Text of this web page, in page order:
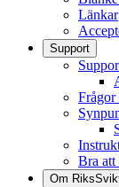
Länkar
Support
Frågor
Bra att
Om